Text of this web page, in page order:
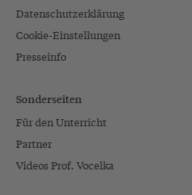
Datenschutzerklärung
Cookie-Einstellungen
Presseinfo
Sonderseiten
Für den Unterricht
Partner
Videos Prof. Vocelka